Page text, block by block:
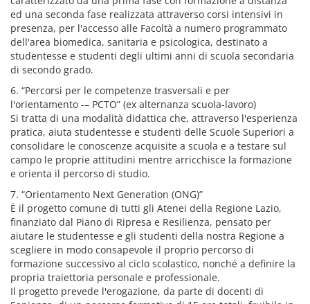
ed una seconda fase realizzata attraverso corsi intensivi in
presenza, per l'accesso alle Facoltà a numero programmato
dell'area biomedica, sanitaria e psicologica, destinato a
studentesse e studenti degli ultimi anni di scuola secondaria
di secondo grado.
6. “Percorsi per le competenze trasversali e per
l'orientamento -– PCTO” (ex alternanza scuola-lavoro)
Si tratta di una modalità didattica che, attraverso l'esperienza
pratica, aiuta studentesse e studenti delle Scuole Superiori a
consolidare le conoscenze acquisite a scuola e a testare sul
campo le proprie attitudini mentre arricchisce la formazione
e orienta il percorso di studio.
7. “Orientamento Next Generation (ONG)”
È il progetto comune di tutti gli Atenei della Regione Lazio,
finanziato dal Piano di Ripresa e Resilienza, pensato per
aiutare le studentesse e gli studenti della nostra Regione a
scegliere in modo consapevole il proprio percorso di
formazione successivo al ciclo scolastico, nonché a definire la
propria traiettoria personale e professionale.
Il progetto prevede l'erogazione, da parte di docenti di